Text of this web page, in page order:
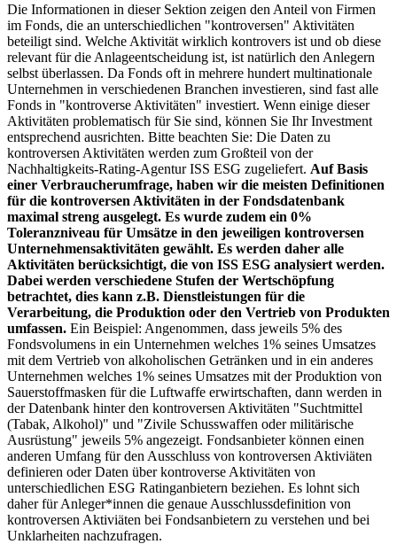
Die Informationen in dieser Sektion zeigen den Anteil von Firmen
im Fonds, die an unterschiedlichen "kontroversen" Aktivitäten
beteiligt sind. Welche Aktivität wirklich kontrovers ist und ob diese
relevant für die Anlageentscheidung ist, ist natürlich den Anlegern
selbst überlassen. Da Fonds oft in mehrere hundert multinationale
Unternehmen in verschiedenen Branchen investieren, sind fast alle
Fonds in "kontroverse Aktivitäten" investiert. Wenn einige dieser
Aktivitäten problematisch für Sie sind, können Sie Ihr Investment
entsprechend ausrichten. Bitte beachten Sie: Die Daten zu
kontroversen Aktivitäten werden zum Großteil von der
Nachhaltigkeits-Rating-Agentur ISS ESG zugeliefert. Auf Basis
einer Verbraucherumfrage, haben wir die meisten Definitionen
für die kontroversen Aktivitäten in der Fondsdatenbank
maximal streng ausgelegt. Es wurde zudem ein 0%
Toleranzniveau für Umsätze in den jeweiligen kontroversen
Unternehmensaktivitäten gewählt. Es werden daher alle
Aktivitäten berücksichtigt, die von ISS ESG analysiert werden.
Dabei werden verschiedene Stufen der Wertschöpfung
betrachtet, dies kann z.B. Dienstleistungen für die
Verarbeitung, die Produktion oder den Vertrieb von Produkten
umfassen. Ein Beispiel: Angenommen, dass jeweils 5% des
Fondsvolumens in ein Unternehmen welches 1% seines Umsatzes
mit dem Vertrieb von alkoholischen Getränken und in ein anderes
Unternehmen welches 1% seines Umsatzes mit der Produktion von
Sauerstoffmasken für die Luftwaffe erwirtschaften, dann werden in
der Datenbank hinter den kontroversen Aktivitäten "Suchtmittel
(Tabak, Alkohol)" und "Zivile Schusswaffen oder militärische
Ausrüstung" jeweils 5% angezeigt. Fondsanbieter können einen
anderen Umfang für den Ausschluss von kontroversen Aktiviäten
definieren oder Daten über kontroverse Aktivitäten von
unterschiedlichen ESG Ratinganbietern beziehen. Es lohnt sich
daher für Anleger*innen die genaue Ausschlussdefinition von
kontroversen Aktiviäten bei Fondsanbietern zu verstehen und bei
Unklarheiten nachzufragen.